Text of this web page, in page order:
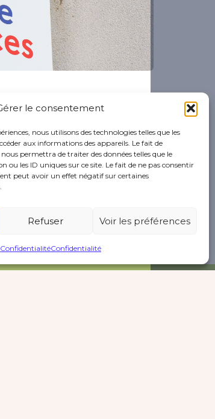
le consentement
nous utilisons des technologies telles que les
aux informations des appareils. Le fait de
permettra de traiter des données telles que le
les ID uniques sur ce site. Le fait de ne pas consentir
peut avoir un effet négatif sur certaines
Refuser Voir les préférences
ConfidentialitéConfidentialité